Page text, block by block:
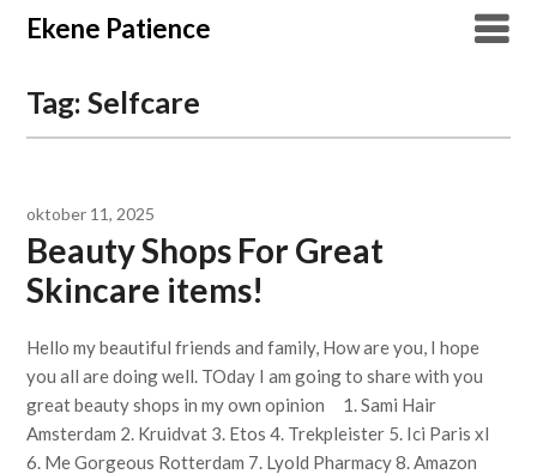
Overslaan
naar
Ekene Patience
Tag:Selfcare
oktober 11, 2025
Beauty Shops For Great
Skincare items!
Hello my beautiful friends and family, How are you, I hope
you all are doing well. TOday I am going to share with you
great beauty shops in my own opinion 1. Sami Hair
Amsterdam 2. Kruidvat 3. Etos 4. Trekpleister 5. Ici Paris xl
6. Me Gorgeous Rotterdam 7. Lyold Pharmacy 8. Amazon